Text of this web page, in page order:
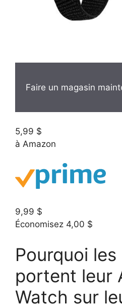
Faire un magasin
5,99 $
à Amazon
9,99 $
Économisez 4,00 $
Pourquoi les
portent leur
Watch sur